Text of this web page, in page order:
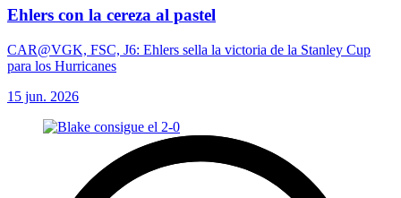
Ehlers con la cereza al pastel
CAR@VGK, FSC, J6: Ehlers sella la victoria de la Stanley Cup
para los Hurricanes
15 jun. 2026